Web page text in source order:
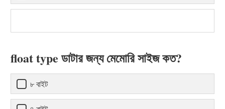
float type ডাটার জন্য মেমোরি সাইজ কত?
৮ বাইট